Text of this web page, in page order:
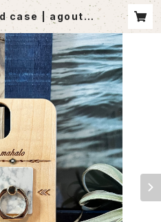
case | agoutle
t